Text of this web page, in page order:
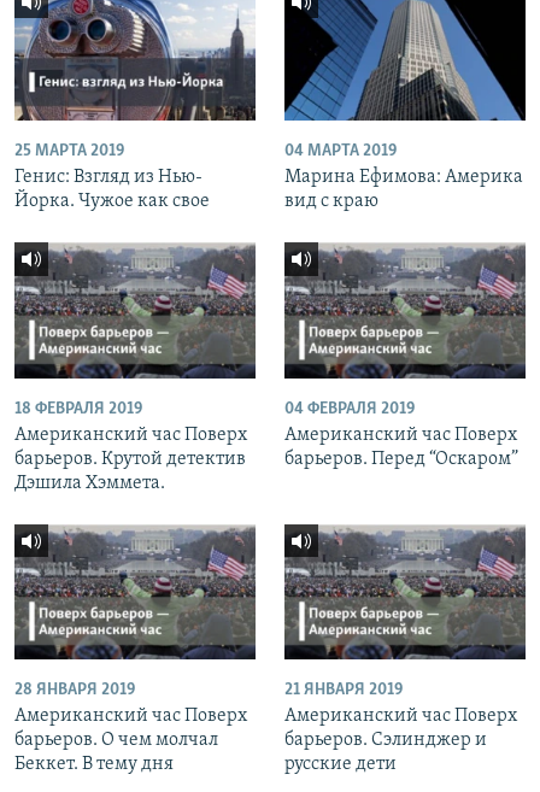
25 МАРТА 2019
Генис: Взгляд из Нью-
Йорка. Чужое как свое
04 МАРТА 2019
Марина Ефимова: Америка
вид с краю
18 ФЕВРАЛЯ 2019
Американский час Поверх
барьеров. Крутой детектив
Дэшила Хэммета.
04 ФЕВРАЛЯ 2019
Американский час Поверх
барьеров. Перед “Оскаром”
28 ЯНВАРЯ 2019
Американский час Поверх
барьеров. О чем молчал
Беккет. В тему дня
21 ЯНВАРЯ 2019
Американский час Поверх
барьеров. Сэлинджер и
русские дети